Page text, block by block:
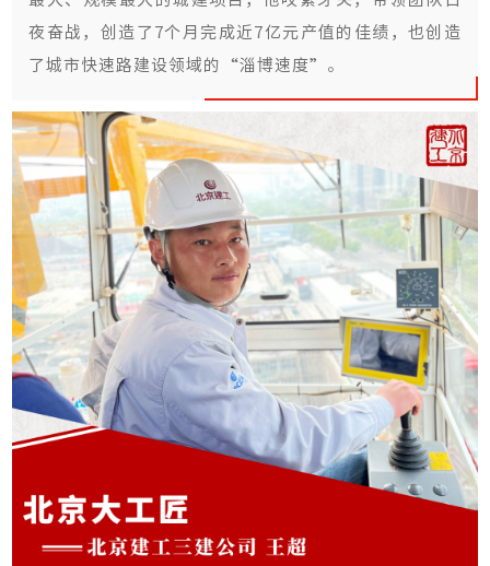
夜奋战，创造了7个月完成近7亿元产值的佳绩，也创造
了城市快速路建设领域的“淄博速度”。